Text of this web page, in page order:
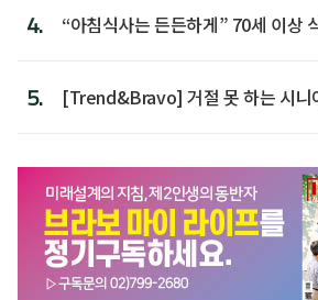
4.
“아침식사는 든든하게” 70세 이상
5.
[Trend&Bravo] 거절 못 하는 시니